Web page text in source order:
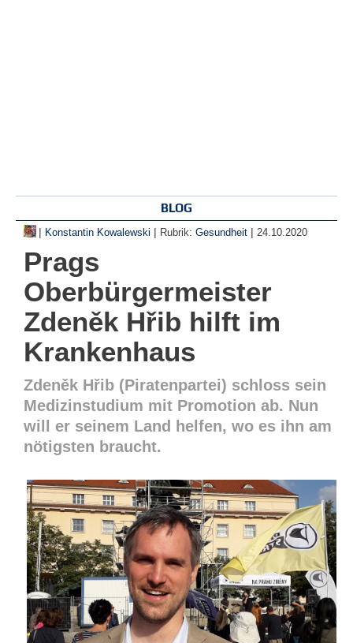
BLOG
| Konstantin Kowalewski | Rubrik: Gesundheit | 24.10.2020
Prags
Oberbürgermeister
Zdeněk Hřib hilft im
Krankenhaus
Zdeněk Hřib (Piratenpartei) schloss sein
Medizinstudium mit Promotion ab. Nun
will er seinem Land helfen, wo es ihn am
nötigsten braucht.